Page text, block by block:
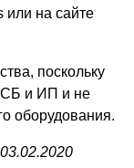
или на сайте
поскольку
и ИП и не
оборудования.